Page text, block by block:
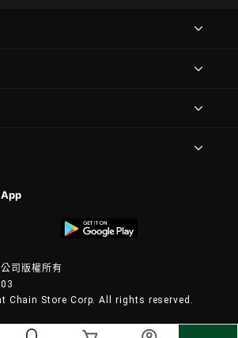
司版權所有
Chain Store Corp. All rights reserved.